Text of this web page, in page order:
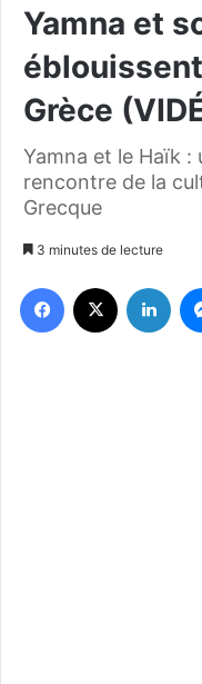
Yamna et
Grèce
Yamna et le Haïk :
rencontre de la
Grecque
3 minutes de lecture